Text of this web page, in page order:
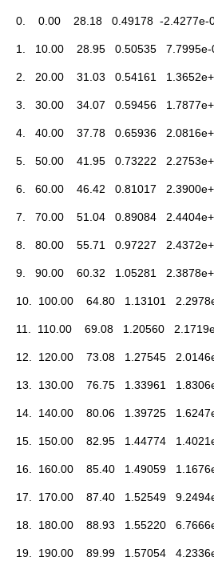
0. 0.00 28.18 0.49178 -2.4277e-
1. 10.00 28.95 0.50535 7.7995e-
2. 20.00 31.03 0.54161
3. 30.00 34.07 0.59456
4. 40.00 37.78 0.65936
5. 50.00 41.95 0.73222
6. 60.00 46.42 0.81017
7. 70.00 51.04 0.89084
8. 80.00 55.71 0.97227
9. 90.00 60.32 1.05281
10. 100.00 64.80 1.13101
11. 110.00 69.08 1.20560
12. 120.00 73.08 1.27545
13. 130.00 76.75 1.33961
14. 140.00 80.06 1.39725
15. 150.00 82.95 1.44774
16. 160.00 85.40 1.49059
17. 170.00 87.40 1.52549
18. 180.00 88.93 1.55220
19. 190.00 89.99 1.57054